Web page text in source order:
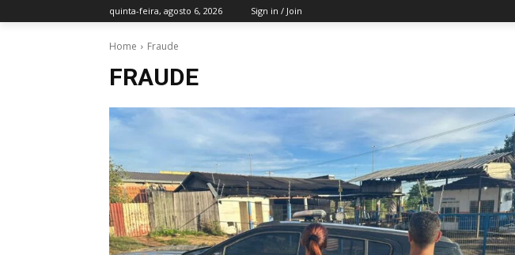
quinta-feira, agosto 6, 2026 Sign in / Join
Home Fraude
FRAUDE